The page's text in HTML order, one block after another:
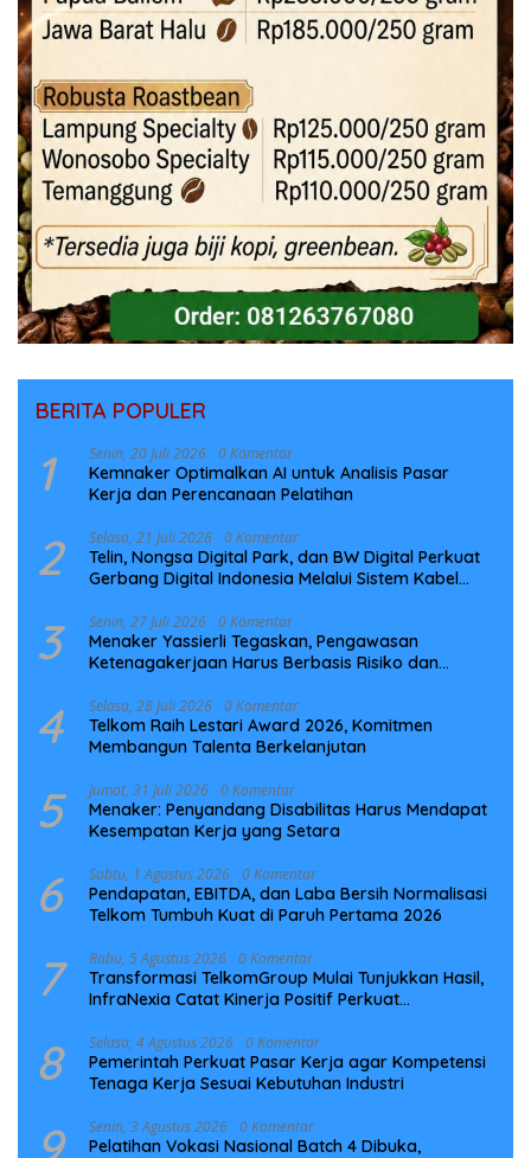
BERITA POPULER
1 Senin, 20 Juli 2026 0 Komentar
Kemnaker Optimalkan AI untuk Analisis Pasar
Kerja dan Perencanaan Pelatihan
2 Selasa, 21 Juli 2026 0 Komentar
Telin, Nongsa Digital Park, dan BW Digital Perkuat
Gerbang Digital Indonesia Melalui Sistem Kabel
3 Senin, 27 Juli 2026 0 Komentar
Menaker Yassierli Tegaskan, Pengawasan
Ketenagakerjaan Harus Berbasis Risiko dan
4 Selasa, 28 Juli 2026 0 Komentar
Telkom Raih Lestari Award 2026, Komitmen
Membangun Talenta Berkelanjutan
5 Jumat, 31 Juli 2026 0 Komentar
Menaker: Penyandang Disabilitas Harus Mendapat
Kesempatan Kerja yang Setara
6 Sabtu, 1 Agustus 2026 0 Komentar
Pendapatan, EBITDA, dan Laba Bersih Normalisasi
Telkom Tumbuh Kuat di Paruh Pertama 2026
7 Rabu, 5 Agustus 2026 0 Komentar
Transformasi TelkomGroup Mulai Tunjukkan Hasil,
InfraNexia Catat Kinerja Positif Perkuat
8 Selasa, 4 Agustus 2026 0 Komentar
Pemerintah Perkuat Pasar Kerja agar Kompetensi
Tenaga Kerja Sesuai Kebutuhan Industri
9 Senin, 3 Agustus 2026 0 Komentar
Pelatihan Vokasi Nasional Batch 4 Dibuka,